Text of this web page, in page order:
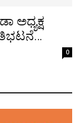
ಅಧ್ಯಕ್ಷ
0